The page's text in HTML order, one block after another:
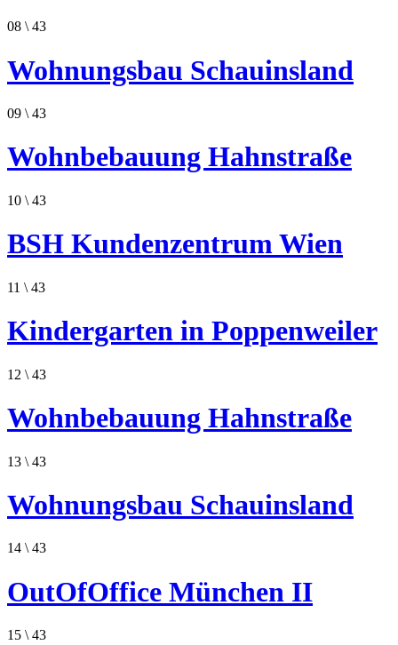
08 \ 43
Wohnungsbau Schauinsland
09 \ 43
Wohnbebauung Hahnstraße
10 \ 43
BSH Kundenzentrum Wien
11 \ 43
Kindergarten in Poppenweiler
12 \ 43
Wohnbebauung Hahnstraße
13 \ 43
Wohnungsbau Schauinsland
14 \ 43
OutOfOffice München II
15 \ 43